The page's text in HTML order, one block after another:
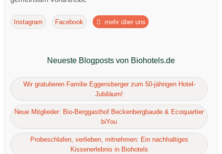
Instagram Facebook mehr über uns
Neueste Blogposts von Biohotels.de
Wir gratulieren Familie Eggensberger zum 50-jährigen Hotel-
Jubiläum!
Neue Mitglieder: Bio-Berggasthof Beckenbergbaude & Ecoquartier
biYou
Probeschlafen, verlieben, mitnehmen: Ein nachhaltiges
Kissenerlebnis in Biohotels